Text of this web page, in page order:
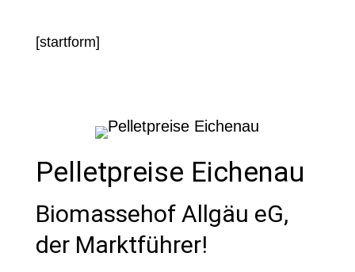
[startform]
Pelletpreise Eichenau
Biomassehof Allgäu eG,
der Marktführer!